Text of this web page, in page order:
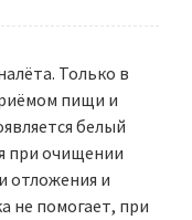
Только в
пищи и
белый
при очищении
отложения и
не помогает, при